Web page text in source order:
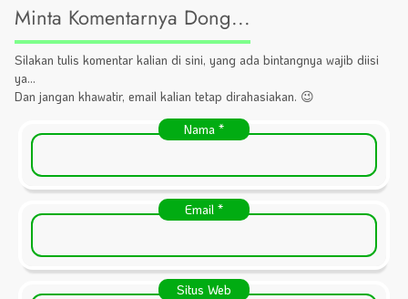
Minta Komentarnya Dong...
Silakan tulis komentar kalian di sini, yang ada bintangnya wajib diisi
ya...
Dan jangan khawatir, email kalian tetap dirahasiakan. 😉
Nama *
Email *
Situs Web